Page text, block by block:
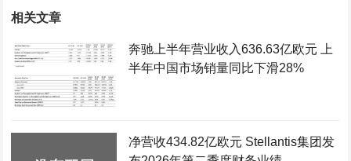
相关文章
奔驰上半年营业收入636.63亿欧元 上
半年中国市场销量同比下滑28%
净营收434.82亿欧元 Stellantis集团发